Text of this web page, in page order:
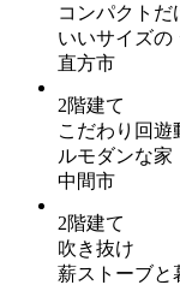
コンパクト
いいサイズの
直方市
2階建て
こだわり回
ルモダンな家
中間市
2階建て
吹き抜け
薪ストーブと